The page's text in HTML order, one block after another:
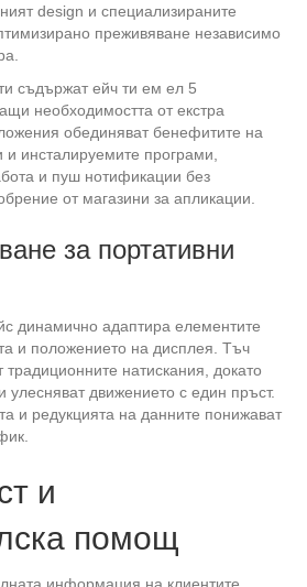
design и специализираните
преживяване независимо
съдържат ейч ти ем ел 5
необходимостта от екстра
обединяват бенефитите на
инсталируемите програми,
и пуш нотификации без
от магазини за апликации.
за портативни
динамично адаптира елементите
и положението на дисплея. Тъч
натискания, докато
улесняват движението с един пръст.
и редукцията на данните понижават
и
помощ
информация на клиентите